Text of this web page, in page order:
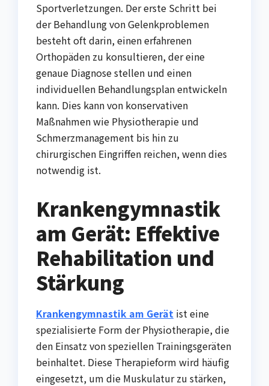
Sportverletzungen. Der erste Schritt bei
der Behandlung von Gelenkproblemen
besteht oft darin, einen erfahrenen
Orthopäden zu konsultieren, der eine
genaue Diagnose stellen und einen
individuellen Behandlungsplan entwickeln
kann. Dies kann von konservativen
Maßnahmen wie Physiotherapie und
Schmerzmanagement bis hin zu
chirurgischen Eingriffen reichen, wenn dies
notwendig ist.
Krankengymnastik
am Gerät: Effektive
Rehabilitation und
Stärkung
Krankengymnastik am Gerät ist eine
spezialisierte Form der Physiotherapie, die
den Einsatz von speziellen Trainingsgeräten
beinhaltet. Diese Therapieform wird häufig
eingesetzt, um die Muskulatur zu stärken,